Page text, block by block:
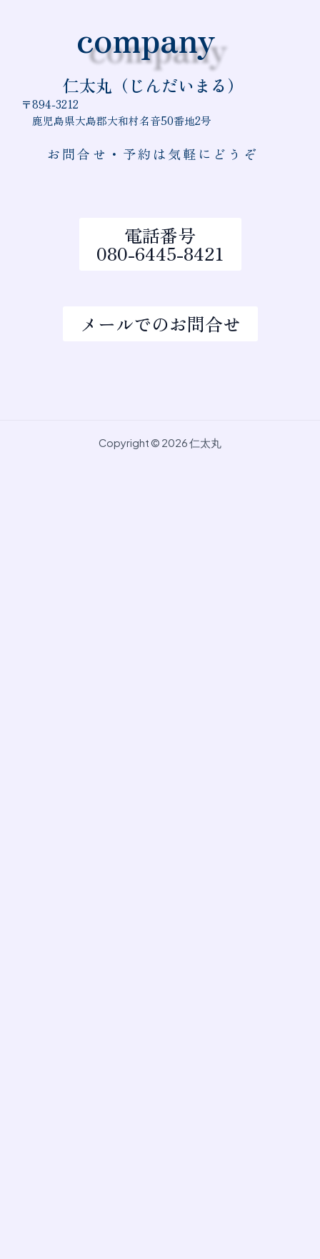
company
仁太丸（じんだいまる）
〒894-3212
鹿児島県大島郡大和村名音50番地2号
お問合せ・予約は気軽にどうぞ
電話番号
080-6445-8421
メールでのお問合せ
Copyright © 2026 仁太丸